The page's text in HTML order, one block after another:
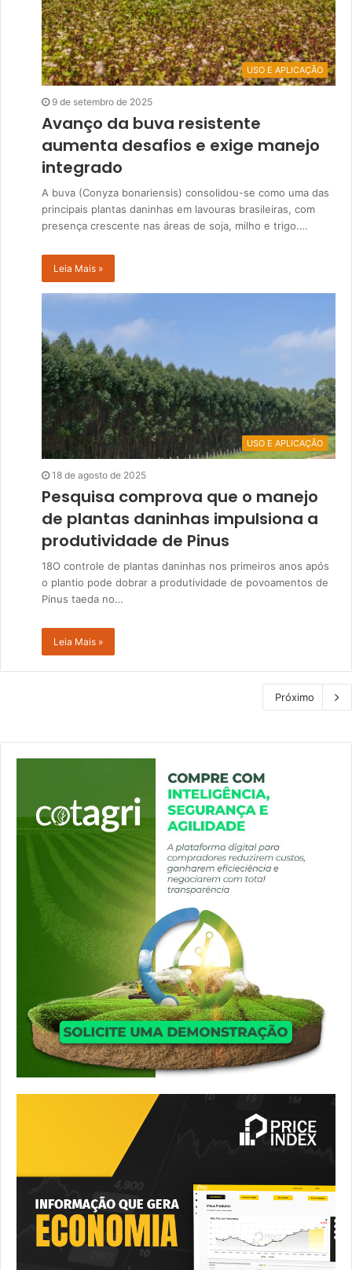
USO E APLICAÇÃO
9 de setembro de 2025
Avanço da buva resistente
aumenta desafios e exige manejo
integrado
A buva (Conyza bonariensis) consolidou-se como uma das
principais plantas daninhas em lavouras brasileiras, com
presença crescente nas áreas de soja, milho e trigo.…
Leia Mais »
USO E APLICAÇÃO
18 de agosto de 2025
Pesquisa comprova que o manejo
de plantas daninhas impulsiona a
produtividade de Pinus
18O controle de plantas daninhas nos primeiros anos após
o plantio pode dobrar a produtividade de povoamentos de
Pinus taeda no…
Leia Mais »
Próximo